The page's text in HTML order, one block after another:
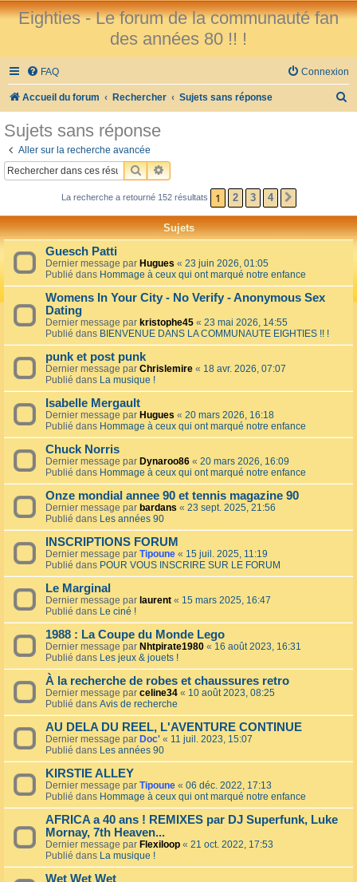
Eighties - Le forum de la communauté fan
des années 80 !! !
FAQ Connexion
Accueil du forum Rechercher Sujets sans réponse
h
r
Sujets sans réponse
Aller sur la recherche avancée
RECHERCHER
RECHERCHE AVANCÉE
La recherche a retourné 152 résultats 1 2 3 4
Sujets
Guesch Patti
Dernier message par Hugues « 23 juin 2026, 01:05
Publié dans Hommage à ceux qui ont marqué notre enfance
Womens In Your City - No Verify - Anonymous Sex
Dating
Dernier message par kristophe45 « 23 mai 2026, 14:55
Publié dans BIENVENUE DANS LA COMMUNAUTE EIGHTIES !! !
punk et post punk
Dernier message par Chrislemire « 18 avr. 2026, 07:07
Publié dans La musique !
Isabelle Mergault
Dernier message par Hugues « 20 mars 2026, 16:18
Publié dans Hommage à ceux qui ont marqué notre enfance
Chuck Norris
Dernier message par Dynaroo86 « 20 mars 2026, 16:09
Publié dans Hommage à ceux qui ont marqué notre enfance
Onze mondial annee 90 et tennis magazine 90
Dernier message par bardans « 23 sept. 2025, 21:56
Publié dans Les années 90
INSCRIPTIONS FORUM
Dernier message par Tipoune « 15 juil. 2025, 11:19
Publié dans POUR VOUS INSCRIRE SUR LE FORUM
Le Marginal
Dernier message par laurent « 15 mars 2025, 16:47
Publié dans Le ciné !
1988 : La Coupe du Monde Lego
Dernier message par Nhtpirate1980 « 16 août 2023, 16:31
Publié dans Les jeux & jouets !
À la recherche de robes et chaussures retro
Dernier message par celine34 « 10 août 2023, 08:25
Publié dans Avis de recherche
AU DELA DU REEL, L'AVENTURE CONTINUE
Dernier message par Doc' « 11 juil. 2023, 15:07
Publié dans Les années 90
KIRSTIE ALLEY
Dernier message par Tipoune « 06 déc. 2022, 17:13
Publié dans Hommage à ceux qui ont marqué notre enfance
AFRICA a 40 ans ! REMIXES par DJ Superfunk, Luke
Mornay, 7th Heaven...
Dernier message par Flexiloop « 21 oct. 2022, 17:53
Publié dans La musique !
Wet Wet Wet